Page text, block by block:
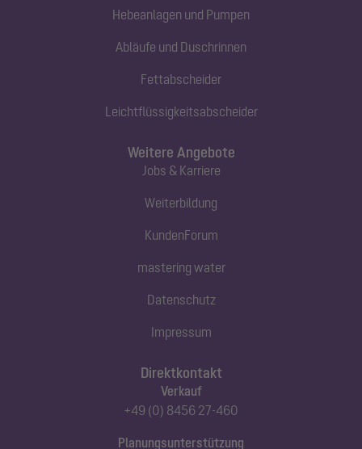
Hebeanlagen und Pumpen
Abläufe und Duschrinnen
Fettabscheider
Leichtflüssigkeitsabscheider
Direktkontakt
Verkauf
+49 (0) 8456 27-460
Planungsunterstützung
Weitere Angebote
Jobs & Karriere
Weiterbildung
KundenForum
mastering water
Datenschutz
Impressum